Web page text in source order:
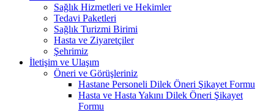
Sağlık Hizmetleri ve Hekimler
Tedavi Paketleri
Sağlık Turizmi Birimi
Hasta ve Ziyaretçiler
Şehrimiz
İletişim ve Ulaşım
Öneri ve Görüşleriniz
Hastane Personeli Dilek Öneri Şikayet Formu
Hasta ve Hasta Yakını Dilek Öneri Şikayet
Formu